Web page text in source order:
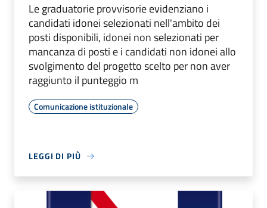
Le graduatorie provvisorie evidenziano i
candidati idonei selezionati nell'ambito dei
posti disponibili, idonei non selezionati per
mancanza di posti e i candidati non idonei allo
svolgimento del progetto scelto per non aver
raggiunto il punteggio m
Comunicazione istituzionale
LEGGI DI PIÙ